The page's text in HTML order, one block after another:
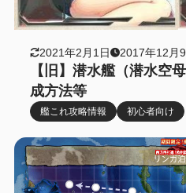
2021年2月1日 2017年12月
【旧】潜水艦（潜水空
成方法等
艦これ攻略情報 初心者向け